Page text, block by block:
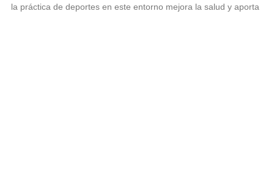
la práctica de deportes en este entorno mejora la salud y aporta